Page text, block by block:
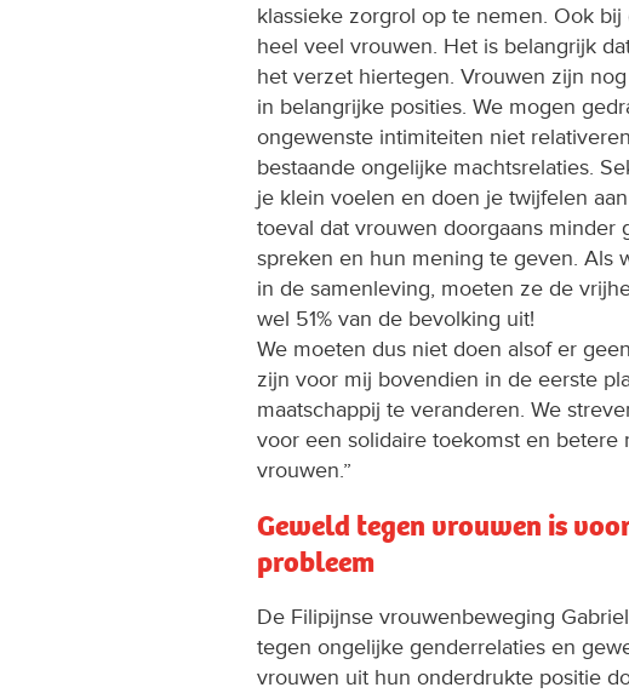
klassieke zorgrol op te nemen. Ook
heel veel vrouwen. Het is belangrijk
het verzet hiertegen. Vrouwen zijn
in belangrijke posities. We mogen
ongewenste intimiteiten niet
bestaande ongelijke machtsrelaties.
je klein voelen en doen je twijfelen
toeval dat vrouwen doorgaans minder
spreken en hun mening te geven. Als
in de samenleving, moeten ze de
wel 51% van de bevolking uit!
We moeten dus niet doen alsof er
zijn voor mij bovendien in de eerste
maatschappij te veranderen. We
voor een solidaire toekomst en betere
vrouwen.”
Geweld tegen vrouwen is
probleem
De Filipijnse vrouwenbeweging
tegen ongelijke genderrelaties en
vrouwen uit hun onderdrukte positie